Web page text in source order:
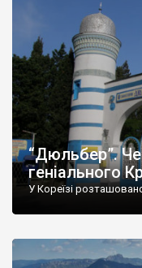
“Дюльбер”.
геніального
У Кореїзі